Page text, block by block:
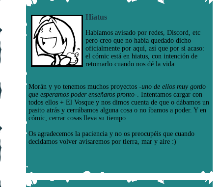
Hiatus
Habíamos avisado por redes, Discord, etc
pero creo que no había quedado dicho
oficialmente por aquí, así que por si acaso:
el cómic está en hiatus, con intención de
retomarlo cuando nos dé la vida.
Morán y yo tenemos muchos proyectos -uno de ellos muy gordo
que esperamos poder enseñaros pronto- . Intentamos cargar con
todos ellos + El Vosque y nos dimos cuenta de que o dábamos un
pasito atrás y cerrábamos alguna cosa o no íbamos a poder. Y en
cómic, cerrar cosas lleva su tiempo.
Os agradecemos la paciencia y no os preocupéis que cuando
decidamos volver avisaremos por tierra, mar y aire :)